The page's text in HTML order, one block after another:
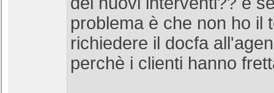
problema è che non ho il
richiedere il docfa
perchè i clienti hanno